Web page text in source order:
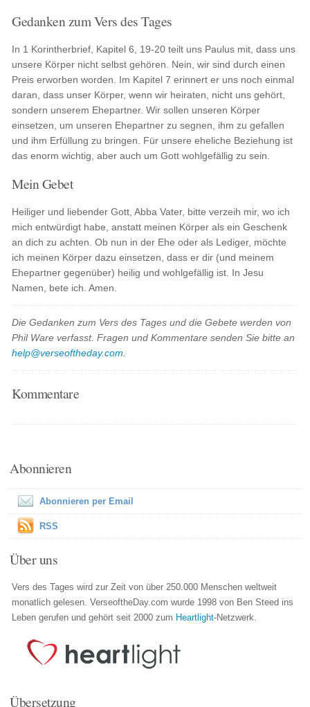
Gedanken zum Vers des Tages
In 1 Korintherbrief, Kapitel 6, 19-20 teilt uns Paulus mit, dass uns
unsere Körper nicht selbst gehören. Nein, wir sind durch einen
Preis erworben worden. Im Kapitel 7 erinnert er uns noch einmal
daran, dass unser Körper, wenn wir heiraten, nicht uns gehört,
sondern unserem Ehepartner. Wir sollen unseren Körper
einsetzen, um unseren Ehepartner zu segnen, ihm zu gefallen
und ihm Erfüllung zu bringen. Für unsere eheliche Beziehung ist
das enorm wichtig, aber auch um Gott wohlgefällig zu sein.
Mein Gebet
Heiliger und liebender Gott, Abba Vater, bitte verzeih mir, wo ich
mich entwürdigt habe, anstatt meinen Körper als ein Geschenk
an dich zu achten. Ob nun in der Ehe oder als Lediger, möchte
ich meinen Körper dazu einsetzen, dass er dir (und meinem
Ehepartner gegenüber) heilig und wohlgefällig ist. In Jesu
Namen, bete ich. Amen.
Die Gedanken zum Vers des Tages und die Gebete werden von
Phil Ware verfasst. Fragen und Kommentare senden Sie bitte an
help@verseoftheday.com
Kommentare
Abonnieren
Abonnieren per Email
RSS
Über uns
Vers des Tages wird zur Zeit von über 250.000 Menschen weltweit
monatlich gelesen. VerseoftheDay.com wurde 1998 von Ben Steed ins
Leben gerufen und gehört seit 2000 zum Heartlight-Netzwerk.
Übersetzung